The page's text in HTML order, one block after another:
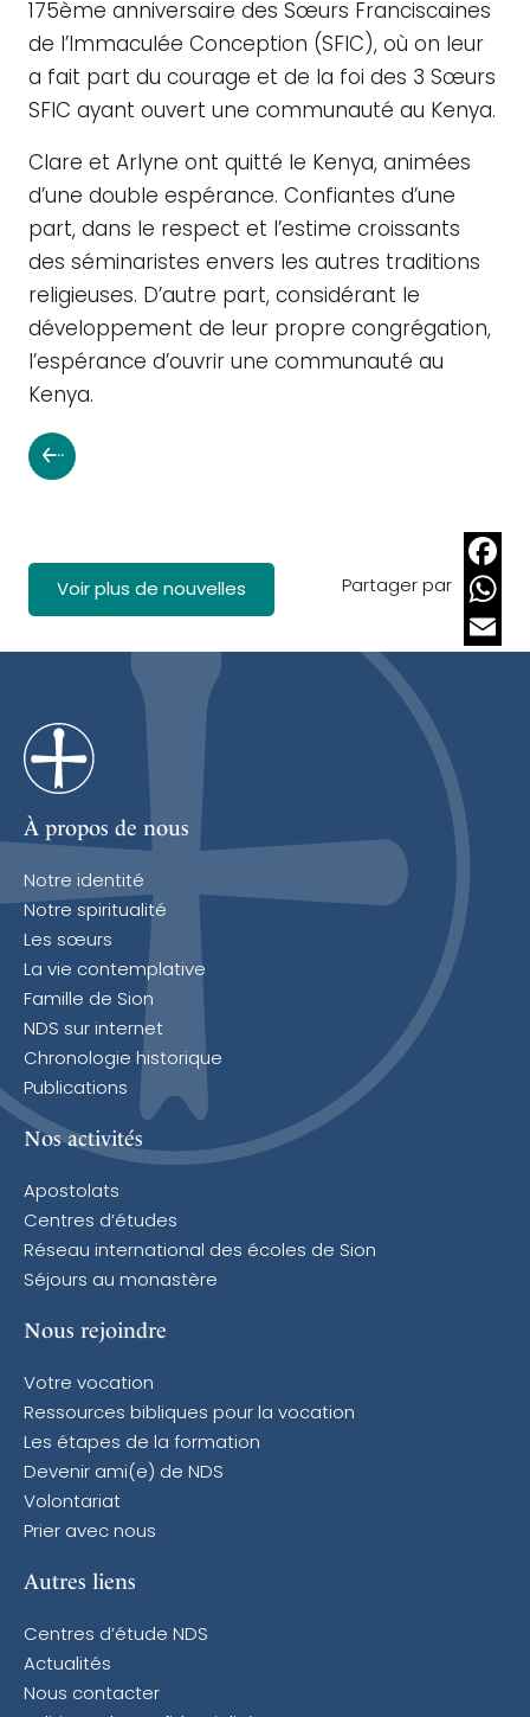
175ème anniversaire des Sœurs Franciscaines
de l’Immaculée Conception (SFIC), où on leur
a fait part du courage et de la foi des 3 Sœurs
SFIC ayant ouvert une communauté au Kenya.
Clare et Arlyne ont quitté le Kenya, animées
d’une double espérance. Confiantes d’une
part, dans le respect et l’estime croissants
des séminaristes envers les autres traditions
religieuses. D’autre part, considérant le
développement de leur propre congrégation,
l’espérance d’ouvrir une communauté au
Kenya.
Voir plus de nouvelles Partager par
À propos de nous
Notre identité
Notre spiritualité
Les sœurs
La vie contemplative
Famille de Sion
NDS sur internet
Chronologie historique
Publications
Nos activités
Apostolats
Centres d’études
Réseau international des écoles de Sion
Séjours au monastère
Nous rejoindre
Votre vocation
Ressources bibliques pour la vocation
Les étapes de la formation
Devenir ami(e) de NDS
Volontariat
Prier avec nous
Autres liens
Centres d’étude NDS
Actualités
Nous contacter